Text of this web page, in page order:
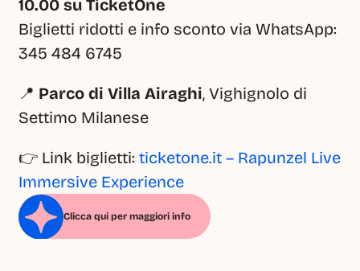
10.00 su TicketOne
Biglietti ridotti e info sconto via WhatsApp:
345 484 6745
📍 Parco di Villa Airaghi, Vighignolo di
Settimo Milanese
👉 Link biglietti: ticketone.it – Rapunzel Live
Immersive Experience
Clicca qui per maggiori info